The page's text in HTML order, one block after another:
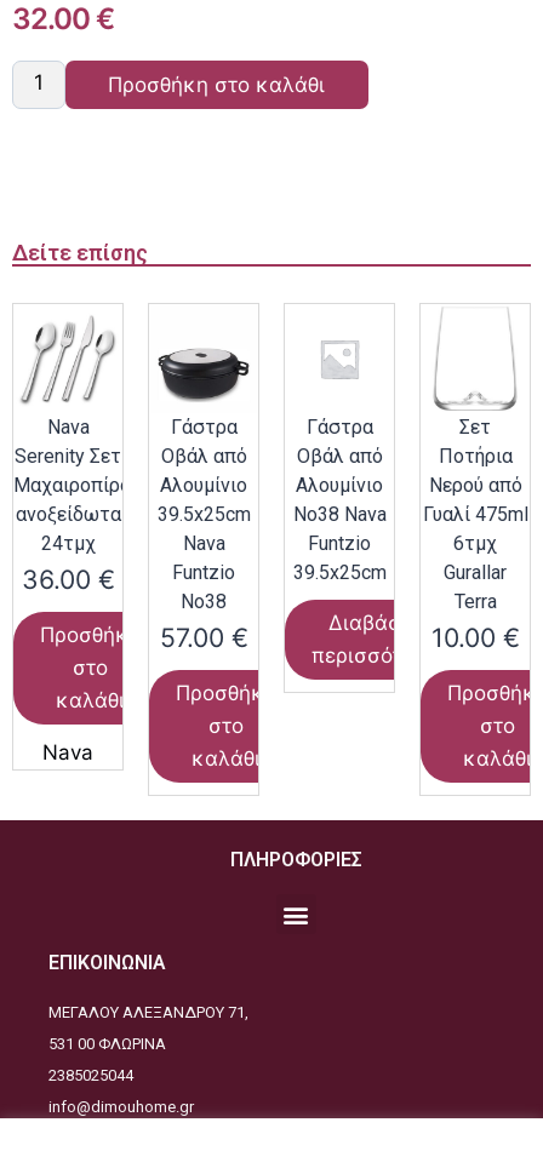
32.00€
Προσθήκη στο καλάθι
Δείτε επίσης
Nava
Serenity Σετ
Μαχαιροπίρουνα
ανοξείδωτα
24τμχ
36.00 €
Προσθήκη
στο
καλάθι
Nava
Γάστρα
Οβάλ από
Αλουμίνιο
39.5x25cm
Nava
Funtzio
Νο38
57.00 €
Προσθήκη
στο
καλάθι
Γάστρα
Οβάλ από
Αλουμίνιο
Νο38 Nava
Funtzio
39.5x25cm
Διαβάστε
περισσότερα
Σετ
Ποτήρια
Νερού από
Γυαλί 475ml
6τμχ
Gurallar
Terra
10.00 €
στο
καλάθι
ΠΛΗΡΟΦΟΡΙΕΣ
ΕΠΙΚΟΙΝΩΝΙΑ
ΜΕΓΑΛΟΥ ΑΛΕΞΑΝΔΡΟΥ 71,
531 00 ΦΛΩΡΙΝΑ
2385025044
info@dimouhome.gr